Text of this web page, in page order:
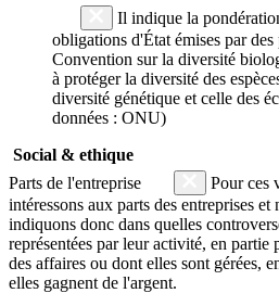
Il indique la
obligations d'État émises par
Convention sur la diversité
à protéger la diversité des
diversité génétique et celle des
données : ONU)
Social & ethique
Parts de l'entreprise
Pour ces
intéressons aux parts des entreprises
indiquons donc dans quelles
représentées par leur activité, en
des affaires ou dont elles sont gérées,
elles gagnent de l'argent.